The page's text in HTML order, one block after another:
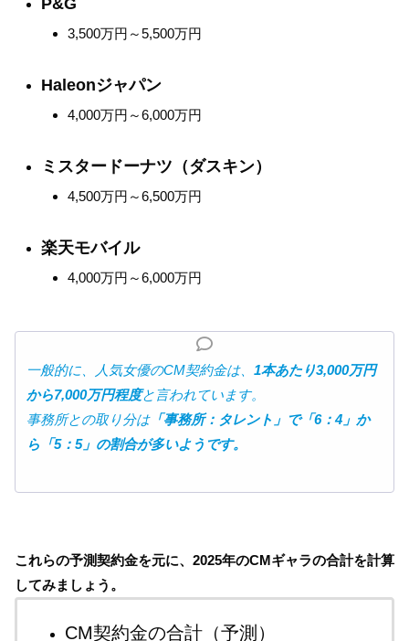
P&G
3,500万円～5,500万円
Haleonジャパン
4,000万円～6,000万円
ミスタードーナツ（ダスキン）
4,500万円～6,500万円
楽天モバイル
4,000万円～6,000万円
一般的に、人気女優のCM契約金は、 1本あたり3,000万円
から7,000万円程度と言われています。
事務所との取り分は「事務所：タレント」で「6：4」か
ら「5：5」の割合が多いようです。
これらの予測契約金を元に、2025年のCMギャラの合計を計算
してみましょう。
CM契約金の合計（予測）